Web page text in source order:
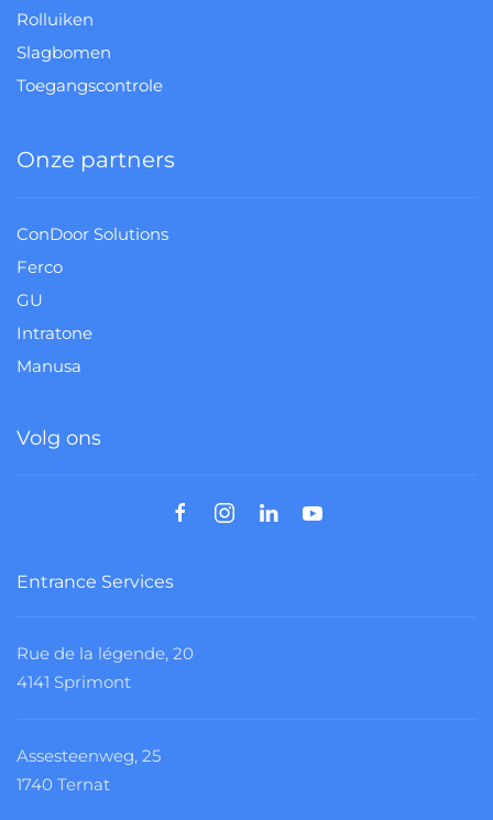
Rolluiken
Slagbomen
Toegangscontrole
Onze partners
ConDoor Solutions
Ferco
GU
Intratone
Manusa
Volg ons
Entrance Services
Rue de la légende, 20
4141 Sprimont
Assesteenweg, 25
1740 Ternat